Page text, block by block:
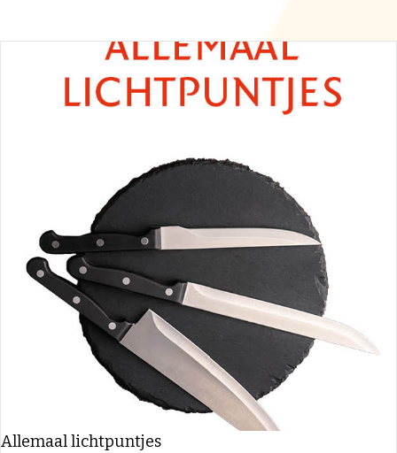
Allemaal lichtpuntjes